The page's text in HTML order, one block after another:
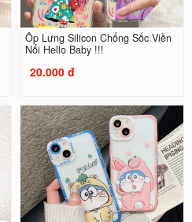
Ốp Lưng Silicon Chống Sốc Viền
Nổi Hello Baby !!!
20.000 đ